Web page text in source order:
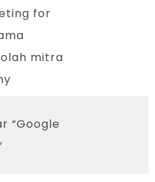
for
mitra
“Google